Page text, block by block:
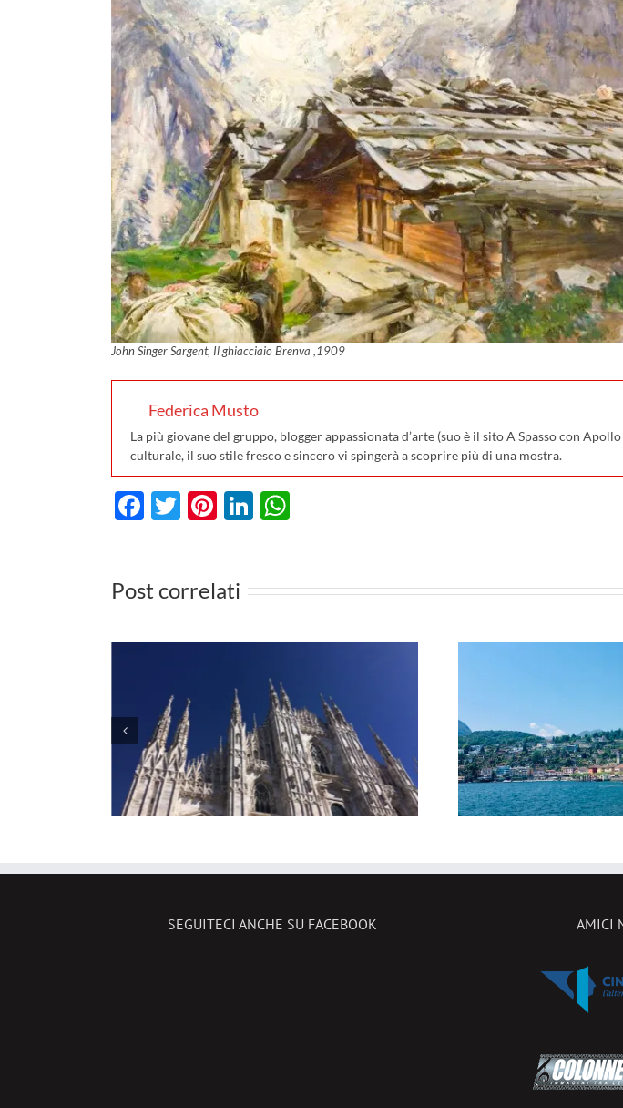
John Singer Sargent, Il ghiacciaio Brenva ,1909
Federica Musto
La più giovane del gruppo, blogger appassionata d’arte (suo è il sito A Spasso con
culturale, il suo stile fresco e sincero vi spingerà a scoprire più di una mostra.
Facebook
Twitter
Pinterest
LinkedIn
Post correlati
L’estate 2023 al Monte
Verità? Tra conferenze,
musica e momenti
benessere
arrivo
SEGUITECI ANCHE SU FACEBOOK AMICI